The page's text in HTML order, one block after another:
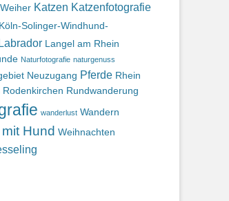
Katzen Katzenfotografie
Köln-Solinger-Windhund-
Langel am Rhein
Naturfotografie naturgenuss
Neuzugang Pferde Rhein
Rodenkirchen Rundwanderung
wanderlust Wandern
Hund Weihnachten